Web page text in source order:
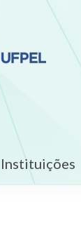
Instituições